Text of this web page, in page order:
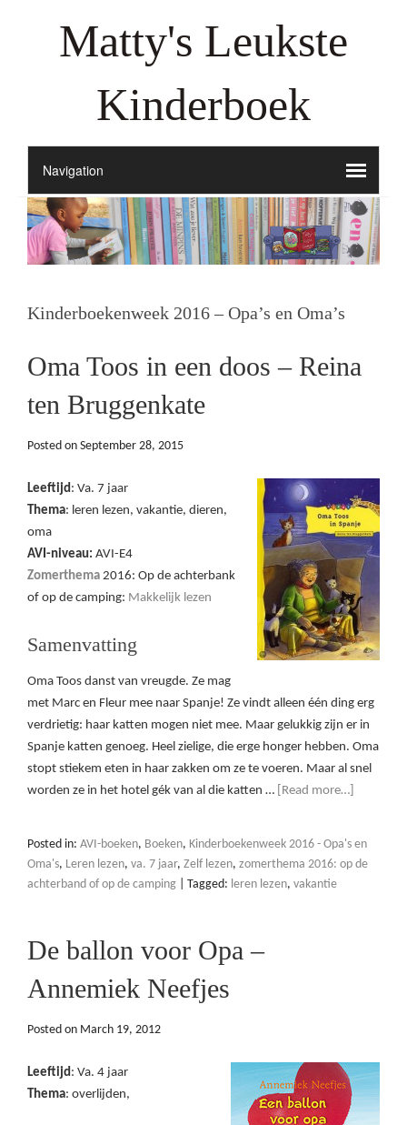
Matty's Leukste
Kinderboek
Kinderboekenweek 2016 – Opa’s en Oma’s
Oma Toos in een doos – Reina
ten Bruggenkate
Posted on September 28, 2015
Leeftijd: Va. 7 jaar
Thema: leren lezen, vakantie, dieren,
oma
AVI-niveau: AVI-E4
Zomerthema 2016: Op de achterbank
of op de camping: Makkelijk lezen
Samenvatting
Oma Toos danst van vreugde. Ze mag
met Marc en Fleur mee naar Spanje! Ze vindt alleen één ding erg
verdrietig: haar katten mogen niet mee. Maar gelukkig zijn er in
Spanje katten genoeg. Heel zielige, die erge honger hebben. Oma
stopt stiekem eten in haar zakken om ze te voeren. Maar al snel
worden ze in het hotel gék van al die katten … [Read more…]
Posted in: AVI-boeken, Boeken, Kinderboekenweek 2016 - Opa's en
Oma's, Leren lezen, va. 7 jaar, Zelf lezen, zomerthema 2016: op de
achterband of op de camping
Tagged: leren lezen, vakantie
De ballon voor Opa –
Annemiek Neefjes
Posted on March 19, 2012
Leeftijd: Va. 4 jaar
Thema: overlijden,